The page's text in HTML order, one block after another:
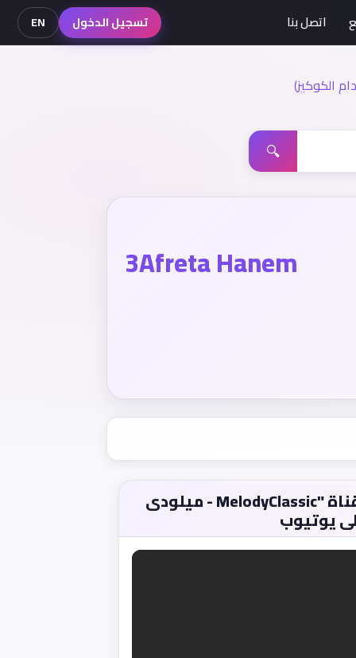
الكوكيز)
اتصل بنا تسجيل الدخول EN
🔍
3Afreta Hanem
مشاهدة الفيلم من قناة "MelodyClassic - ميلودى
يوتيوب